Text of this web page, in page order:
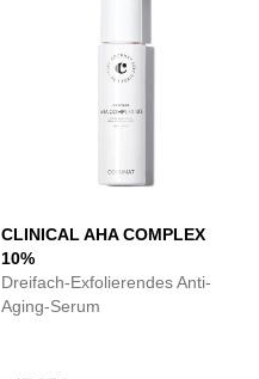
CLINICAL AHA COMPLEX
10%
Dreifach-Exfolierendes Anti-
Aging-Serum